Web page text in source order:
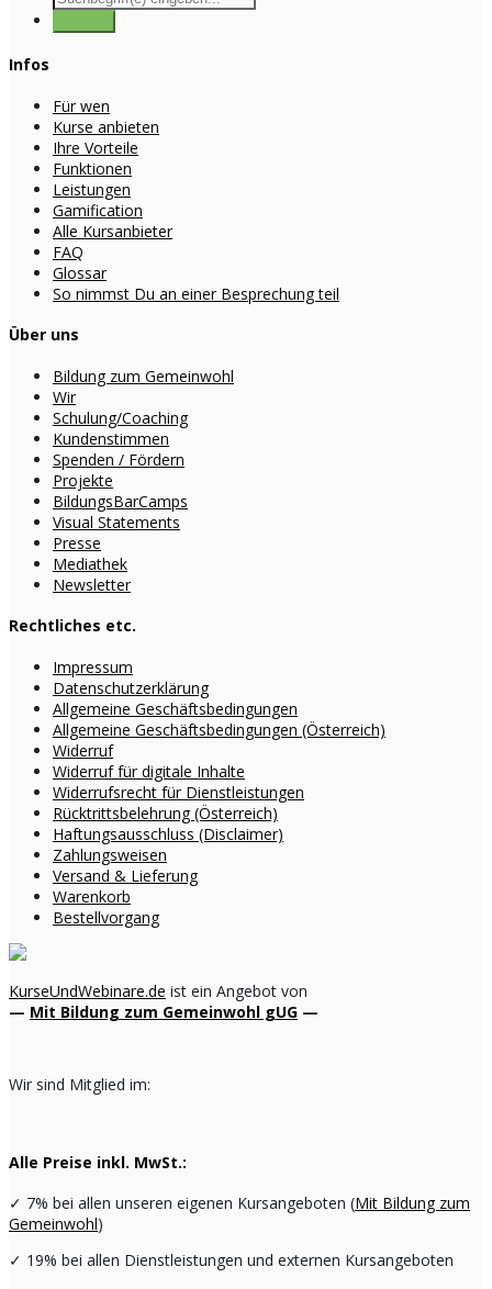
Infos
Für wen
Kurse anbieten
Ihre Vorteile
Funktionen
Leistungen
Gamification
Alle Kursanbieter
FAQ
Glossar
So nimmst Du an einer Besprechung teil
Über uns
Bildung zum Gemeinwohl
Wir
Schulung/Coaching
Kundenstimmen
Spenden / Fördern
Projekte
BildungsBarCamps
Visual Statements
Presse
Mediathek
Newsletter
Rechtliches etc.
Impressum
Datenschutzerklärung
Allgemeine Geschäftsbedingungen
Allgemeine Geschäftsbedingungen (Österreich)
Widerruf
Widerruf für digitale Inhalte
Widerrufsrecht für Dienstleistungen
Rücktrittsbelehrung (Österreich)
Haftungsausschluss (Disclaimer)
Zahlungsweisen
Versand & Lieferung
Warenkorb
Bestellvorgang
KurseUndWebinare.de ist ein Angebot von
— Mit Bildung zum Gemeinwohl gUG —
Wir sind Mitglied im:
Alle Preise inkl. MwSt.:
✓ 7% bei allen unseren eigenen Kursangeboten (Mit Bildung zum
Gemeinwohl)
✓ 19% bei allen Dienstleistungen und externen Kursangeboten